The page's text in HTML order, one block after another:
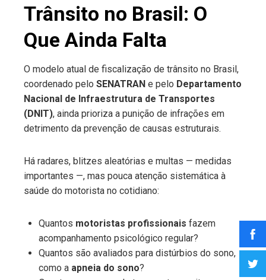
Trânsito no Brasil: O
Que Ainda Falta
O modelo atual de fiscalização de trânsito no Brasil,
coordenado pelo SENATRAN e pelo Departamento
Nacional de Infraestrutura de Transportes
(DNIT), ainda prioriza a punição de infrações em
detrimento da prevenção de causas estruturais.
Há radares, blitzes aleatórias e multas — medidas
importantes —, mas pouca atenção sistemática à
saúde do motorista no cotidiano:
Quantos motoristas profissionais fazem
acompanhamento psicológico regular?
Quantos são avaliados para distúrbios do sono,
como a apneia do sono?